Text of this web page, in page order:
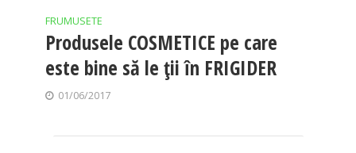
FRUMUSETE
Produsele COSMETICE pe care
este bine să le ții în FRIGIDER
01/06/2017